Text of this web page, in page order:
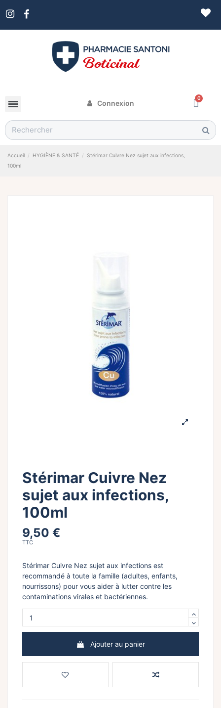
Connexion
Accueil HYGIÈNE & SANTÉ
Stérimar Cuivre Nez sujet aux infections,
100ml
Stérimar Cuivre Nez
sujet aux infections,
100ml
9,50 €
TTC
Stérimar Cuivre Nez sujet aux infections est
recommandé à toute la famille (adultes, enfants,
nourrissons) pour vous aider à lutter contre les
contaminations virales et bactériennes.
Ajouter au panier